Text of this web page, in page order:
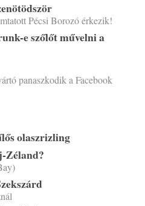
Pécsi Borozó érkezik!
e szőlőt művelni a
panaszkodik a Facebook
olaszrizling
Zéland?